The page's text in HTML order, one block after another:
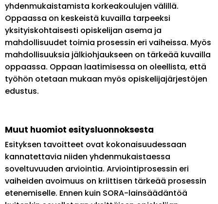
yhdenmukaistamista korkeakoulujen välillä.
Oppaassa on keskeistä kuvailla tarpeeksi
yksityiskohtaisesti opiskelijan asema ja
mahdollisuudet toimia prosessin eri vaiheissa. Myös
mahdollisuuksia jälkiohjaukseen on tärkeää kuvailla
oppaassa. Oppaan laatimisessa on oleellista, että
työhön otetaan mukaan myös opiskelijajärjestöjen
edustus.
Muut huomiot esitysluonnoksesta
Esityksen tavoitteet ovat kokonaisuudessaan
kannatettavia niiden yhdenmukaistaessa
soveltuvuuden arviointia. Arviointiprosessin eri
vaiheiden avoimuus on kriittisen tärkeää prosessin
etenemiselle. Ennen kuin SORA-lainsäädäntöä